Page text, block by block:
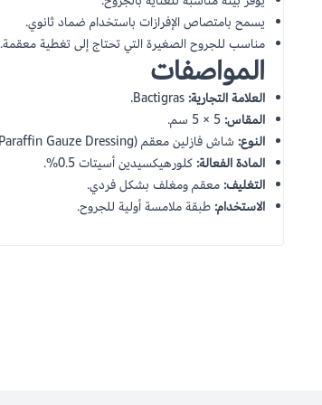
يسمح بامتصاص الإفرازات باستخدام ضماد ثانوي.
مناسب للجروح الصغيرة التي تحتاج إلى تغطية معقمة.
المواصفات
العلامة التجارية:
المقاس:
النوع: شاش فازلين معقم (Paraffin Gauze Dressing).
المادة الفعالة:كلورهيكسيدين أسيتات 0.5%.
التغليف:معقم ومغلف بشكل فردي.
الاستخدام:طبقة ملامسة أولية للجروح.